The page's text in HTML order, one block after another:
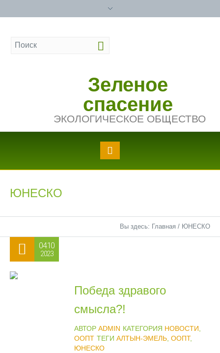
Зеленое
спасение
ЭКОЛОГИЧЕСКОЕ ОБЩЕСТВО
ЮНЕСКО
Вы здесь: Главная / ЮНЕСКО
04.10
2023
Победа здравого
смысла?!
АВТОР ADMIN КАТЕГОРИЯ НОВОСТИ
ООПТ ТЕГИ АЛТЫН-ЭМЕЛЬ, ООПТ,
ЮНЕСКО